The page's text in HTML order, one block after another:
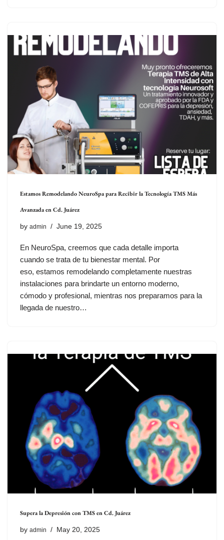
Estamos Remodelando NeuroSpa para Recibir la Tecnología TMS Más
Avanzada en Cd. Juárez
by admin June 19, 2025
En NeuroSpa, creemos que cada detalle importa
cuando se trata de tu bienestar mental. Por
eso, estamos remodelando completamente nuestras
instalaciones para brindarte un entorno moderno,
cómodo y profesional, mientras nos preparamos para la
llegada de nuestro…
Supera la Depresión con TMS en Cd. Juárez
by admin May 20, 2025